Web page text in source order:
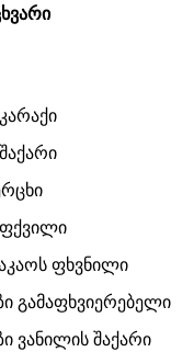
ფხვნილი
გამაფხვიერებელი
ვანილის შაქარი